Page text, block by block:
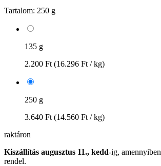
Tartalom: 250 g
135 g
2.200 Ft (16.296 Ft / kg)
250 g
3.640 Ft (14.560 Ft / kg)
raktáron
Kiszállítás augusztus 11., kedd-ig, amennyiben
rendel.